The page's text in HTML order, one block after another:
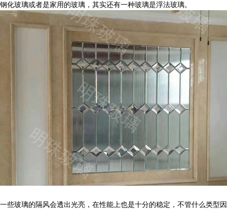
钢化玻璃或者是家用的玻璃，其实还有一种玻璃是浮法玻璃。
一些玻璃的隔风会透出光亮，在性能上也是十分的稳定，不管什么类型因